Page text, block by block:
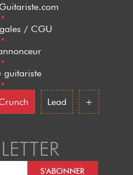
•
/ CGU
•
•
guitariste
•
Lead +
LETTER